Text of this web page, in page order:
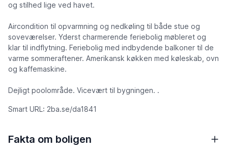
og stilhed lige ved havet.
Aircondition til opvarmning og nedkøling til både stue og
soveværelser. Yderst charmerende feriebolig møbleret og
klar til indflytning. Feriebolig med indbydende balkoner til de
varme sommeraftener. Amerikansk køkken med køleskab, ovn
og kaffemaskine.
Dejligt poolområde. Vicevært til bygningen. .
Smart URL: 2ba.se/da1841
Fakta om boligen